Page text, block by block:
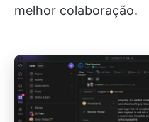
melhor colaboração.